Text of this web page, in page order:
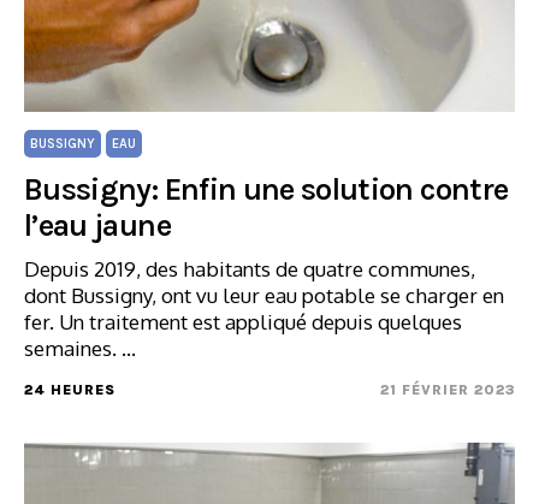
BUSSIGNY EAU
Bussigny: Enfin une solution contre
l’eau jaune
Depuis 2019, des habitants de quatre communes,
dont Bussigny, ont vu leur eau potable se charger en
fer. Un traitement est appliqué depuis quelques
semaines. …
24 HEURES 21 FÉVRIER 2023